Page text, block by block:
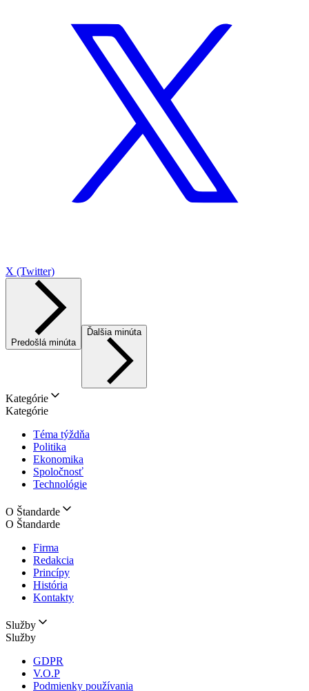
X (Twitter)
Predošlá minúta
Ďalšia minúta
Kategórie
Kategórie
Téma týždňa
Politika
Ekonomika
Spoločnosť
Technológie
O Štandarde
O Štandarde
Firma
Redakcia
Princípy
História
Kontakty
Služby
Služby
GDPR
V.O.P
Podmienky používania